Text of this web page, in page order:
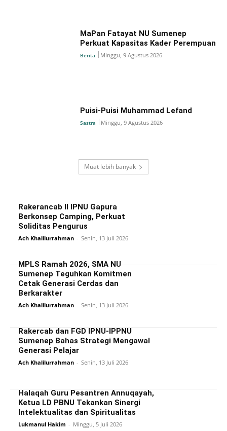
MaPan Fatayat NU Sumenep
Perkuat Kapasitas Kader Perempuan
Berita Minggu, 9 Agustus 2026
Puisi-Puisi Muhammad Lefand
Sastra Minggu, 9 Agustus 2026
Muat lebih banyak
Rakerancab II IPNU Gapura
Berkonsep Camping, Perkuat
Soliditas Pengurus
Ach Khalilurrahman - Senin, 13 Juli 2026
MPLS Ramah 2026, SMA NU
Sumenep Teguhkan Komitmen
Cetak Generasi Cerdas dan
Berkarakter
Ach Khalilurrahman - Senin, 13 Juli 2026
Rakercab dan FGD IPNU-IPPNU
Sumenep Bahas Strategi Mengawal
Generasi Pelajar
Ach Khalilurrahman - Senin, 13 Juli 2026
Halaqah Guru Pesantren Annuqayah,
Ketua LD PBNU Tekankan Sinergi
Intelektualitas dan Spiritualitas
Lukmanul Hakim - Minggu, 5 Juli 2026